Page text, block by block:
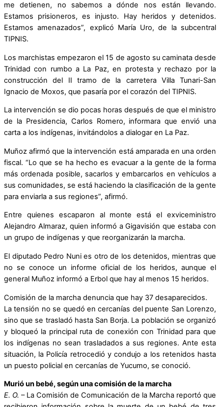
me detienen, no sabemos a dónde nos están llevando.
Estamos prisioneros, es injusto. Hay heridos y detenidos.
Estamos amenazados”, explicó María Uro, de la subcentral
TIPNIS.
Los marchistas empezaron el 15 de agosto su caminata desde
Trinidad con rumbo a La Paz, en protesta y rechazo por la
construcción del II tramo de la carretera Villa Tunari-San
Ignacio de Moxos, que pasaría por el corazón del TIPNIS.
La intervención se dio pocas horas después de que el ministro
de la Presidencia, Carlos Romero, informara que envió una
carta a los indígenas, invitándolos a dialogar en La Paz.
Muñoz afirmó que la intervención está amparada en una orden
fiscal. “Lo que se ha hecho es evacuar a la gente de la forma
más ordenada posible, sacarlos y embarcarlos en vehículos a
sus comunidades, se está haciendo la clasificación de la gente
para enviarla a sus regiones”, afirmó.
Entre quienes escaparon al monte está el exviceministro
Alejandro Almaraz, quien informó a Gigavisión que estaba con
un grupo de indígenas y que reorganizarán la marcha.
El diputado Pedro Nuni es otro de los detenidos, mientras que
no se conoce un informe oficial de los heridos, aunque el
general Muñoz informó a Erbol que hay al menos 15 heridos.
Comisión de la marcha denuncia que hay 37 desaparecidos.
La tensión no se quedó en cercanías del puente San Lorenzo,
sino que se trasladó hasta San Borja. La población se organizó
y bloqueó la principal ruta de conexión con Trinidad para que
los indígenas no sean trasladados a sus regiones. Ante esta
situación, la Policía retrocedió y condujo a los retenidos hasta
un puesto policial en cercanías de Yucumo, se conoció.
Murió un bebé, según una comisión de la marcha
E. O. – La Comisión de Comunicación de la Marcha reportó que